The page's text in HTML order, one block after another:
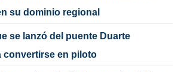
su dominio regional
se lanzó del puente Duarte
convertirse en piloto